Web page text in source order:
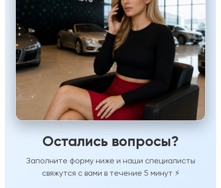
Остались вопросы?
Заполните форму ниже и наши специалисты
свяжутся с вами в течение 5 минут ⚡